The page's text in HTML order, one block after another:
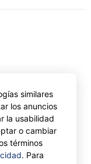
similares
los anuncios
la usabilidad
o cambiar
términos
. Para